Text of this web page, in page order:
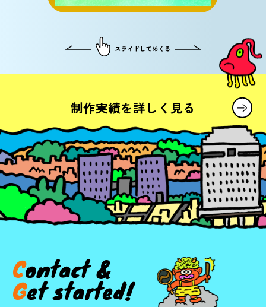
制作実績を詳しく見る
Contact &
Getstarted!